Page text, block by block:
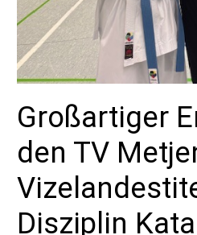
Großartiger
den TV
Disziplin